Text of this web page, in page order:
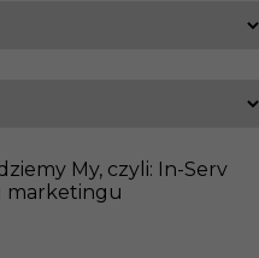
My, czyli: In-Serv
marketingu